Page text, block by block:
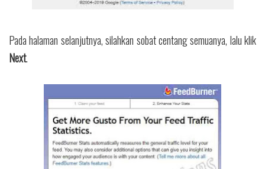
Pada halaman selanjutnya, silahkan sobat centang semuanya, lalu klik
Next.